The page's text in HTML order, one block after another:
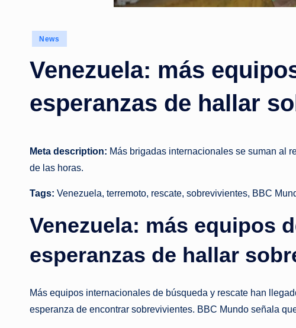
Posted
News
Venezuela: más
esperanzas de hallar
Meta description: Más brigadas internacionales se suman al
de las horas.
Tags: Venezuela, terremoto, rescate, sobrevivientes, BBC
Venezuela: más equipos
esperanzas de hallar
Más equipos internacionales de búsqueda y rescate han
esperanza de encontrar sobrevivientes. BBC Mundo señala